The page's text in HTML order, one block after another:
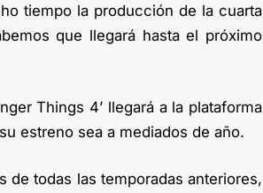
tiempo la producción de la cuarta
que llegará hasta el próximo
Things 4’ llegará a la plataforma
estreno sea a mediados de año.
de todas las temporadas anteriores,